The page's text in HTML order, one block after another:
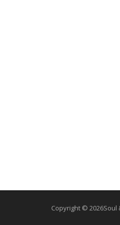
Copyright © 2026Soul